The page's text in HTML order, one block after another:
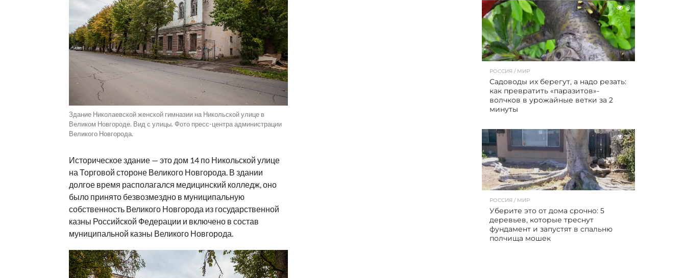
Здание Николаевской женской гимназии на Никольской улице в
Великом Новгороде. Вид с улицы. Фото пресс-центра администрации
Великого Новгорода.
Историческое здание — это дом 14 по Никольской улице
на Торговой стороне Великого Новгорода. В здании
долгое время располагался медицинский колледж, оно
было принято безвозмездно в муниципальную
собственность Великого Новгорода из государственной
казны Российской Федерации и включено в состав
муниципальной казны Великого Новгорода.
8
РОССИЯ / МИР
Садоводы их берегут, а надо резать:
как превратить «паразитов»-
волчков в урожайные ветки за 2
минуты
9
РОССИЯ / МИР
Уберите это от дома срочно: 5
деревьев, которые треснут
фундамент и запустят в спальню
полчища мошек